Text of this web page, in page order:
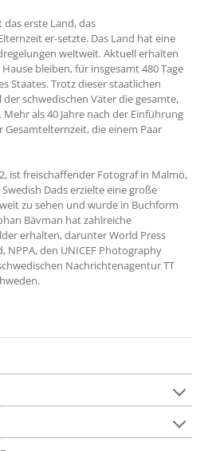
das erste Land, das
er-setzte. Das Land hat eine
weltweit. Aktuell erhalten
bleiben, für insgesamt 480 Tage
Staates. Trotz dieser staatlichen
schwedischen Väter die gesamte,
als 40 Jahre nach der Einführung
Gesamtelternzeit, die einem Paar
ist freischaffender Fotograf in Malmö,
Dads erzielte eine große
zu sehen und wurde in Buchform
Bävman hat zahlreiche
erhalten, darunter World Press
NPPA, den UNICEF Photography
Nachrichtenagentur TT